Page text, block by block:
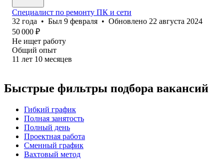
Специалист по ремонту ПК и сети
32 года • Был 9 февраля • Обновлено 22 августа 2024
50 000 ₽
Не ищет работу
Общий опыт
11 лет 10 месяцев
Быстрые фильтры подбора вакансий
Гибкий график
Полная занятость
Полный день
Проектная работа
Сменный график
Вахтовый метод